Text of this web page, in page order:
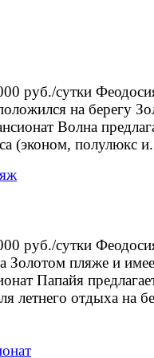
руб./сутки
на берегу
Волна
(эконом, полулюкс
руб./сутки
Золотом пляже и
Папайя
летнего отдыха на